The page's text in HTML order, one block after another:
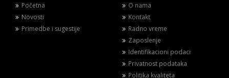
Početna
Novosti
Primedbe i sugestije
O nama
Kontakt
Radno vreme
Zaposlenje
Identifikacioni podaci
Privatnost podataka
Politika kvaliteta